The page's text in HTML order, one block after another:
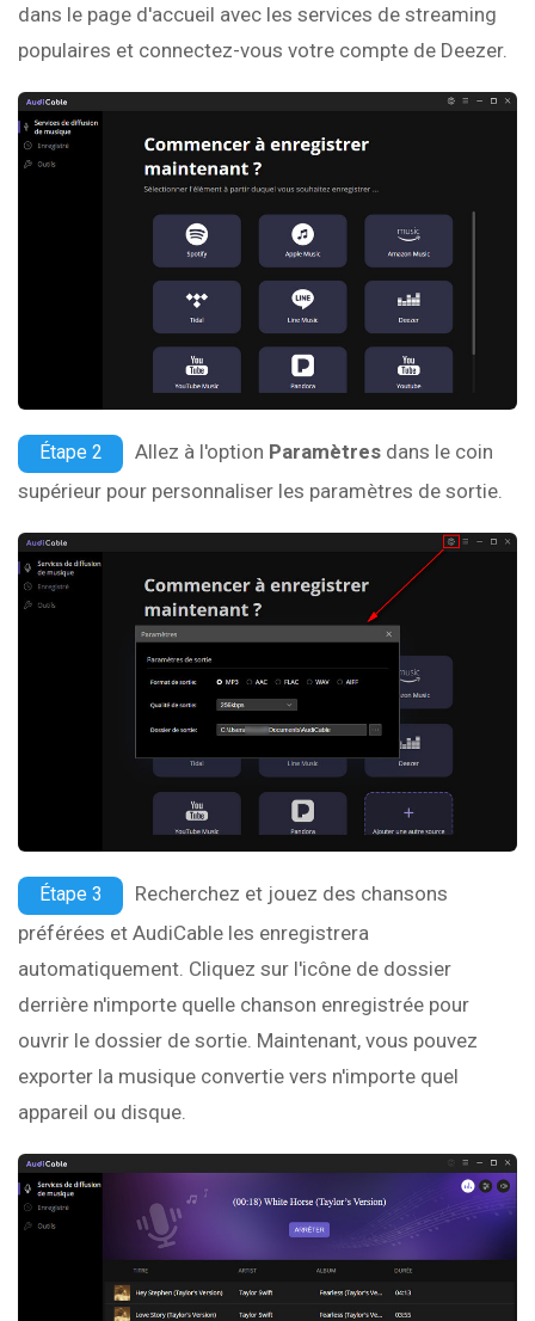
dans le page d'accueil avec les services de streaming
populaires et connectez-vous votre compte de Deezer.
Étape 2 Allez à l'option Paramètres dans le coin
supérieur pour personnaliser les paramètres de sortie.
Étape 3
Recherchez et jouez des chansons
préférées et AudiCable les enregistrera
automatiquement. Cliquez sur l'icône de dossier
derrière n'importe quelle chanson enregistrée pour
ouvrir le dossier de sortie. Maintenant, vous pouvez
exporter la musique convertie vers n'importe quel
appareil ou disque.